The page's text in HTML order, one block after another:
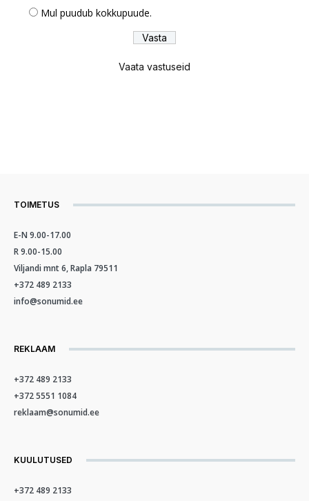
Mul puudub kokkupuude.
Vaata vastuseid
TOIMETUS
E-N 9.00-17.00
R 9.00-15.00
Viljandi mnt 6, Rapla 79511
+372 489 2133
info@sonumid.ee
REKLAAM
+372 489 2133
+372 5551 1084
reklaam@sonumid.ee
KUULUTUSED
+372 489 2133